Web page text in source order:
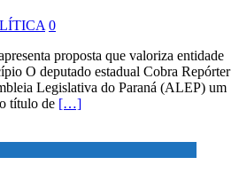
0
proposta que valoriza entidade
O deputado estadual Cobra Repórter
Legislativa do Paraná (ALEP) um
título de […]